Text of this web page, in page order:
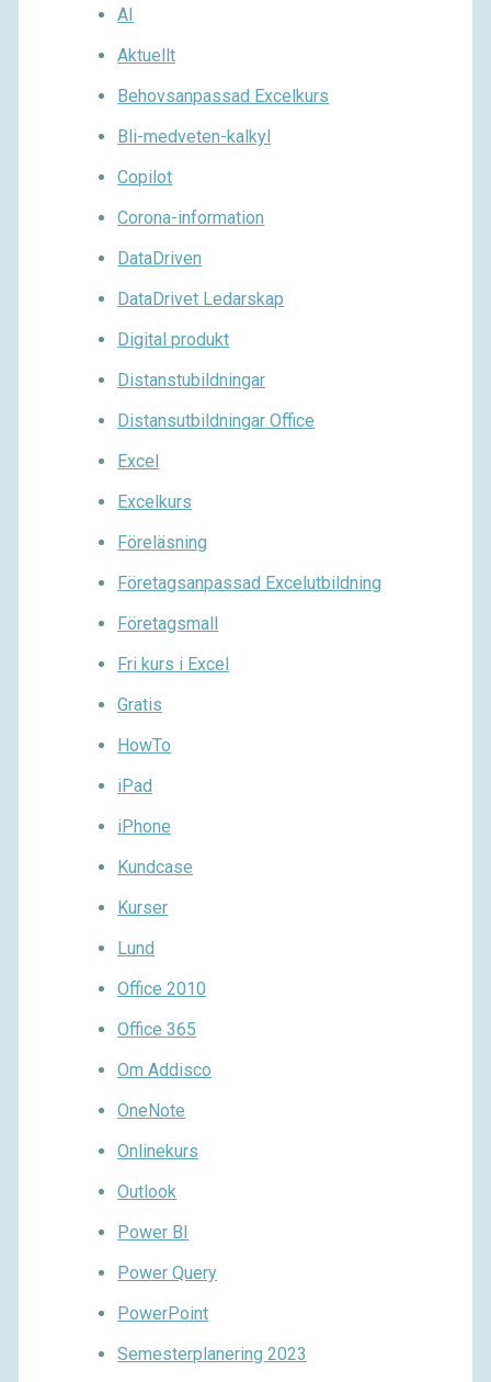
AI
Aktuellt
Behovsanpassad Excelkurs
Bli-medveten-kalkyl
Copilot
Corona-information
DataDriven
DataDrivet Ledarskap
Digital produkt
Distanstubildningar
Distansutbildningar Office
Excel
Excelkurs
Föreläsning
Företagsanpassad Excelutbildning
Företagsmall
Fri kurs i Excel
Gratis
HowTo
iPad
iPhone
Kundcase
Kurser
Lund
Office 2010
Office 365
Om Addisco
OneNote
Onlinekurs
Outlook
Power BI
Power Query
PowerPoint
Semesterplanering 2023